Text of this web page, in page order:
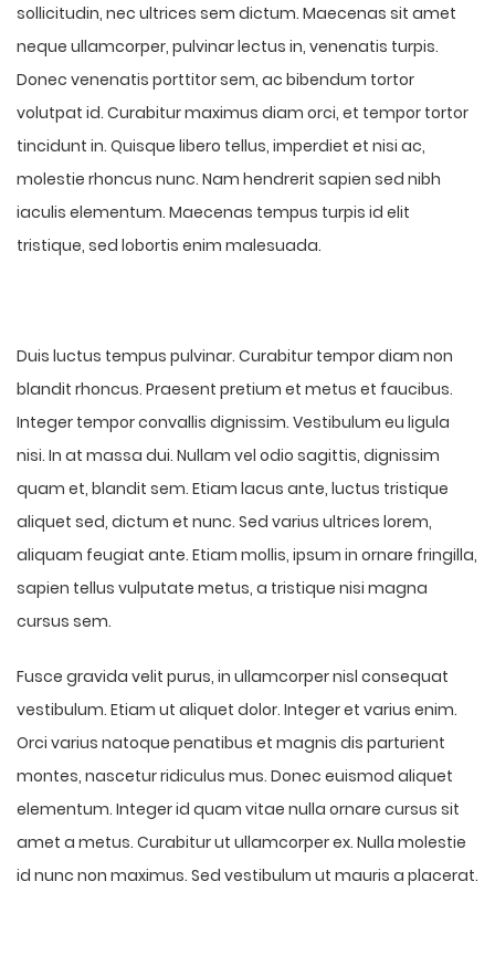
sollicitudin, nec ultrices sem dictum. Maecenas sit amet
neque ullamcorper, pulvinar lectus in, venenatis turpis.
Donec venenatis porttitor sem, ac bibendum tortor
volutpat id. Curabitur maximus diam orci, et tempor tortor
tincidunt in. Quisque libero tellus, imperdiet et nisi ac,
molestie rhoncus nunc. Nam hendrerit sapien sed nibh
iaculis elementum. Maecenas tempus turpis id elit
tristique, sed lobortis enim malesuada.
Duis luctus tempus pulvinar. Curabitur tempor diam non
blandit rhoncus. Praesent pretium et metus et faucibus.
Integer tempor convallis dignissim. Vestibulum eu ligula
nisi. In at massa dui. Nullam vel odio sagittis, dignissim
quam et, blandit sem. Etiam lacus ante, luctus tristique
aliquet sed, dictum et nunc. Sed varius ultrices lorem,
aliquam feugiat ante. Etiam mollis, ipsum in ornare fringilla,
sapien tellus vulputate metus, a tristique nisi magna
cursus sem.
Fusce gravida velit purus, in ullamcorper nisl consequat
vestibulum. Etiam ut aliquet dolor. Integer et varius enim.
Orci varius natoque penatibus et magnis dis parturient
montes, nascetur ridiculus mus. Donec euismod aliquet
elementum. Integer id quam vitae nulla ornare cursus sit
amet a metus. Curabitur ut ullamcorper ex. Nulla molestie
id nunc non maximus. Sed vestibulum ut mauris a placerat.